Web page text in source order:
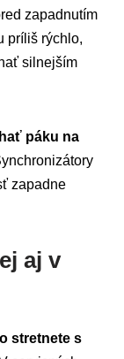
zapadnutím
príliš rýchlo,
silnejším
páku na
zapadne
aj v
stretnete s